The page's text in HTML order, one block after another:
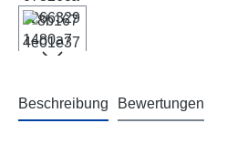
Beschreibung Bewertungen